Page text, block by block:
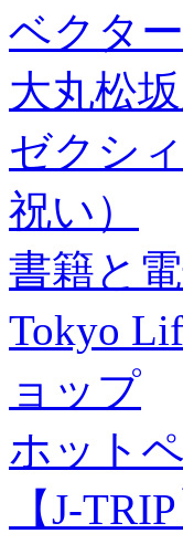
ベクタ
大丸松
ゼクシ
祝い）
書籍と
Tokyo
ョップ
ホット
【J-